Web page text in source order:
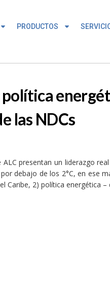
PRODUCTOS
las NDCs
presentan un liderazgo
debajo de los 2°C, en ese
Caribe, 2) política energética